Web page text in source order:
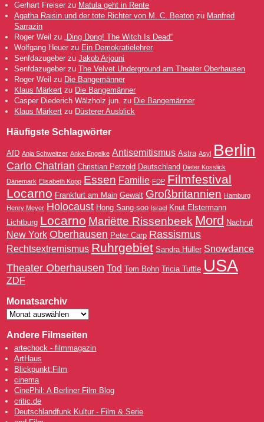
Gerhart Freiser zu Matula geht in Rente
Agatha Raisin und der tote Richter von M. C. Beaton zu Manfred
Sarrazin
Roger Weil zu„Ding Dong! The Witch Is Dead“
Wolfgang Heuer zu Ein Demokratielehrer
Senfdazugeber zuJakob Arjouni
Senfdazugeber zuThe Velvet Underground am Theater Oberhausen
Roger Weil zu Die Bangemänner
Klaus Märkert zu Die Bangemänner
Casper Diederich Wälzholz jun. zu Die Bangemänner
Klaus Märkert zu Düsterer Ausblick
Häufigste Schlagwörter
AfD Anja Schweitzer Anke Engelke Antisemitismus Astra Asyl Berlin
Carlo Chatrian Christian Petzold Deutschland Dieter Kosslick
Dänemark Elisabeth Kopp Essen Familie FDP Filmfestival
Locarno Frankfurt am Main Gewalt Großbritannien Hamburg
Henry Meyer Holocaust Hong Sang-soo Israel Knut Elstermann
Lichtburg Locarno Mariëtte Rissenbeek Mord Nachruf
New York Oberhausen Peter Carp Rassismus
Rechtsextremismus Ruhrgebiet Sandra Hüller Snowdance
Theater Oberhausen Tod Tom Bohn Tricia Tuttle USA
ZDF
Monatsarchiv
Andere Filmseiten
artechock - filmmagazin
ArtHaus
Blickpunkt:Film
cinema
CinePhil: A Berliner Film Blog
critic.de
Deutschlandfunk Kultur - Film & Serie